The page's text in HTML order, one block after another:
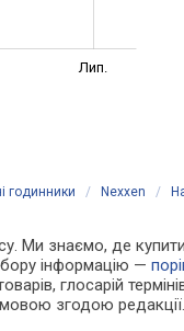
Лип.
годинники / Nexxen /
Ми знаємо, де
інформацію —
глосарій
згодою редакції.